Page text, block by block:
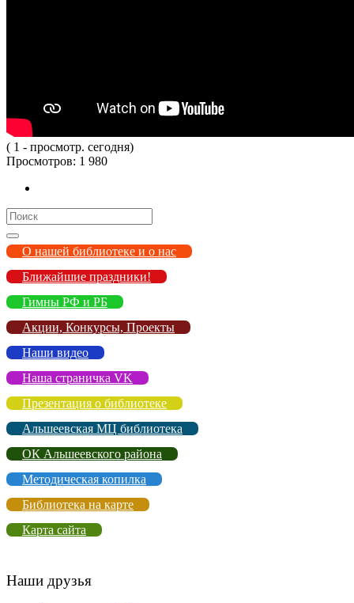
( 1 - просмотр. сегодня)
Просмотров: 1 980
Search
for:
О нашей библиотеке и о нас
Ближайшие праздники!
Гимны РФ и РБ
Акции, Конкурсы, Проекты
Наши видео
Наша страничка VK
Презентация о библиотеке
Альшеевская МЦ библиотека
ОК Альшеевского района
Методическая копилка
Библиотека на карте
Карта сайта
Наши друзья